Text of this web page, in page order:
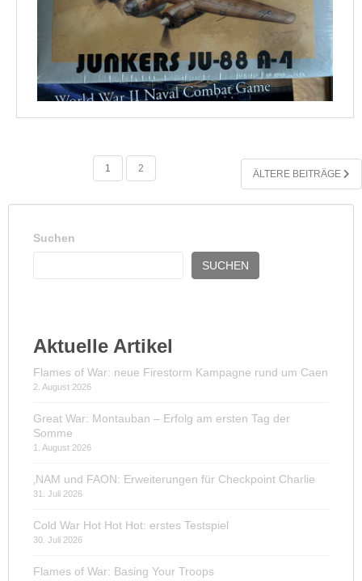
SEITENNUMMERIERUNG
BEITRÄGE
1 2 ÄLTERE BEITRÄGE
Suchen
SUCHEN
Aktuelle Artikel
Flames of War: neue Firestorm Kampagne rund um Caen
2. August 2026
Great War: Montauban – Erfolg am ersten Tag der
Somme
1. August 2026
‚NAM und FAON: Erweiterungen für Checkpoint Charlie
31. Juli 2026
Cold War Hot Hot Hot: erstes Testspiel
30. Juli 2026
Flames of War: Basing Your Troops